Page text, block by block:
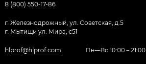
8 (800) 550-17-86
г. Железнодрожный, ул. Советская, д.5
г. Мытищи ул. Мира, с51
hlprof@hlprof.com Пн—Вс 10:00 – 21:00